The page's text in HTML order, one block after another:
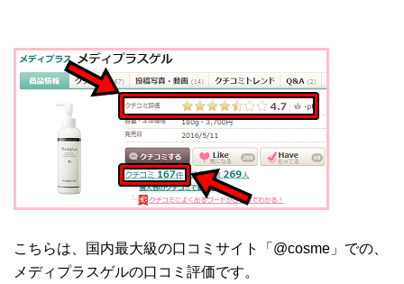
こちらは、国内最大級の口コミサイト「@cosme」での、
メディプラスゲルの口コミ評価です。